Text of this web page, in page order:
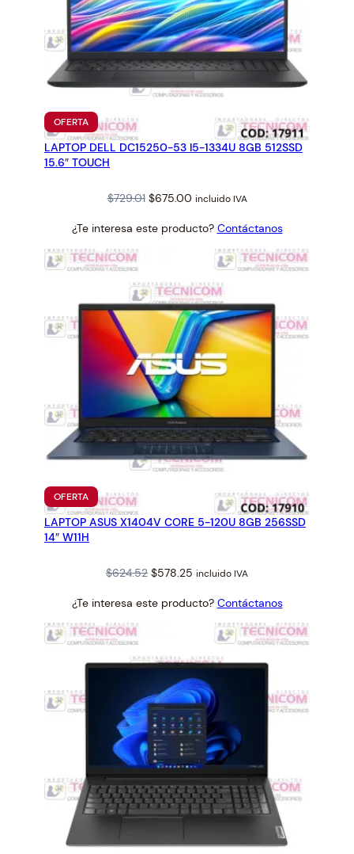
OFERTAPRODUCTO
EN
OFERTA
LAPTOP DELL DC15250-53 I5-1334U 8GB 512SSD
15.6″ TOUCH
$729.01 Original
was:
$675.00Current
is:
$675.00.
incluido IVA
¿Te interesa este producto? Contáctanos
OFERTAPRODUCTO
EN
OFERTA
LAPTOP ASUS X1404V CORE 5-120U 8GB 256SSD
14″ W11H
$624.52 Original
was:
$578.25 Current
is:
$578.25.
incluido IVA
¿Te interesa este producto? Contáctanos